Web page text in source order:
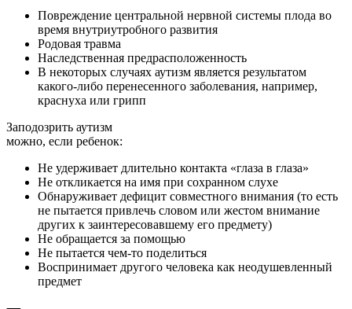
Повреждение центральной нервной системы плода во
время внутриутробного развития
Родовая травма
Наследственная предрасположенность
В некоторых случаях аутизм является результатом
какого-либо перенесенного заболевания, например,
краснуха или грипп
Заподозрить аутизм
можно, если ребенок:
Не удерживает длительно контакта «глаза в глаза»
Не откликается на имя при сохранном слухе
Обнаруживает дефицит совместного внимания (то есть
не пытается привлечь словом или жестом внимание
других к заинтересовавшему его предмету)
Не обращается за помощью
Не пытается чем-то поделиться
Воспринимает другого человека как неодушевленный
предмет